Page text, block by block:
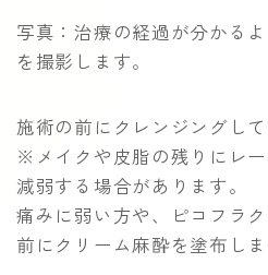
写真：治療の経過が分かる
を撮影します。
施術の前にクレンジングして
※メイクや皮脂の残りにレ
減弱する場合があります。
痛みに弱い方や、ピコフラ
前にクリーム麻酔を塗布しま